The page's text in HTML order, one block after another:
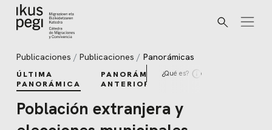
Ir directamente al contenido
Buscar
Publicaciones Publicaciones Panorámicas
ÚLTIMA
PANORÁMICA
PANORÁMICAS
ANTERIORES
¿Qué es?
Población extranjera y